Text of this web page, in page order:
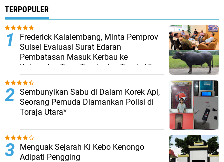
TERPOPULER
Frederick Kalalembang, Minta Pemprov
Sulsel Evaluasi Surat Edaran
Pembatasan Masuk Kerbau ke
Kabupaten Tana Toraja dan Toraja Utara
Sembunyikan Sabu di Dalam Korek Api,
Seorang Pemuda Diamankan Polisi di
Toraja Utara*
Menguak Sejarah Ki Kebo Kenongo
Adipati Pengging